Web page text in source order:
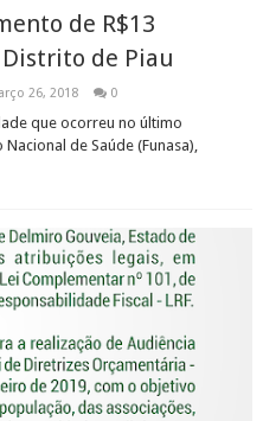
de R$13
de Piau
26, 2018 0
que ocorreu no último
de Saúde (Funasa),